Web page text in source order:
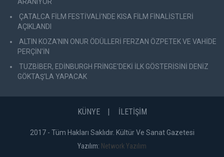
ARANIYOR
ÇATALCA FİLM FESTİVALİ'NDE KISA FİLM FİNALİSTLERİ
AÇIKLANDI
ALTIN KOZA'NIN ONUR ÖDÜLLERİ FERZAN ÖZPETEK VE VAHİDE
PERÇİN'İN
TUZBİBER, EDİNBURGH FRİNGE'DEKİ İLK GÖSTERİSİNİ DENİZ
GÖKTAŞ'LA YAPACAK
KÜNYE İLETİŞİM
2017 - Tüm Hakları Saklıdır. Kültür Ve Sanat Gazetesi
Yazılım: Network Yazılım